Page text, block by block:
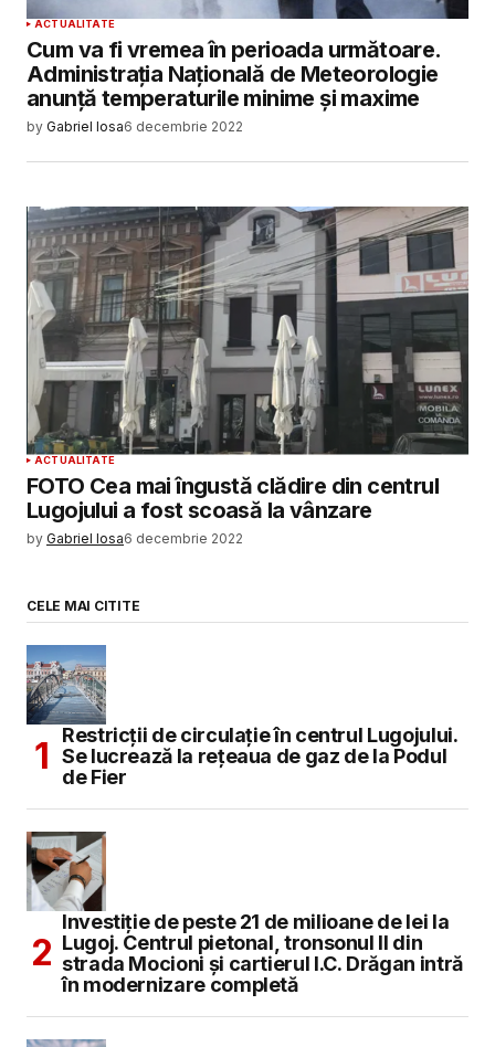
ACTUALITATE
Cum va fi vremea în perioada următoare.
Administrația Națională de Meteorologie
anunță temperaturile minime și maxime
by Gabriel Iosa6 decembrie 2022
ACTUALITATE
FOTO Cea mai îngustă clădire din centrul
Lugojului a fost scoasă la vânzare
by Gabriel Iosa6 decembrie 2022
CELE MAI CITITE
Restricții de circulație în centrul Lugojului.
Se lucrează la rețeaua de gaz de la Podul
de Fier
Investiție de peste 21 de milioane de lei la
Lugoj. Centrul pietonal, tronsonul II din
strada Mocioni și cartierul I.C. Drăgan intră
în modernizare completă